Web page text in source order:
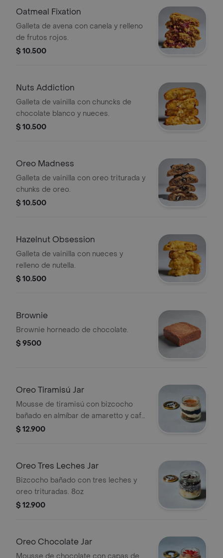
Oatmeal Fixation
Galleta de avena con canela y relleno
de frutos rojos.
$ 10.500
Nuts Addiction
Galleta de vainilla con chuncks de
chocolate blanco y nueces.
$ 10.500
Oreo Madness
Galleta de vainilla con oreo triturada y
chunks de oreo.
$ 10.500
Hazelnut Obsession
Galleta de vainilla con nueces y
relleno de nutella.
$ 10.500
Brownie
Brownie horneado de chocolate.
$ 9500
Oreo Tiramisú Jar
Mousse de tiramisú con bizcocho
bañado en almíbar de amaretto y café
con oreo trituradas. 8oz
$ 12.900
Oreo Tres Leches Jar
Bizcocho bañado con tres leches y
oreo trituradas. 8oz
$ 12.900
Oreo Chocolate Jar